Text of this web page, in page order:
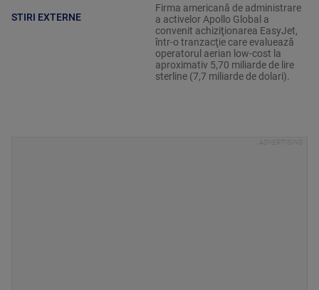
STIRI EXTERNE
Firma americană de administrare
a activelor Apollo Global a
convenit achiziţionarea EasyJet,
într-o tranzacţie care evaluează
operatorul aerian low-cost la
aproximativ 5,70 miliarde de lire
sterline (7,7 miliarde de dolari).